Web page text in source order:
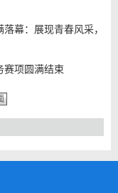
幕：展现青春风采，
赛项圆满结束